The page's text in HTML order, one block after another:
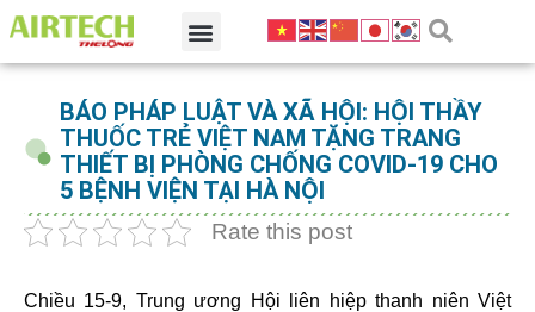
BÁO PHÁP LUẬT VÀ XÃ HỘI: HỘI THẦY
THUỐC TRẺ VIỆT NAM TẶNG TRANG
THIẾT BỊ PHÒNG CHỐNG COVID-19 CHO
5 BỆNH VIỆN TẠI HÀ NỘI
Rate this post
Chiều 15-9, Trung ương Hội liên hiệp thanh niên Việt